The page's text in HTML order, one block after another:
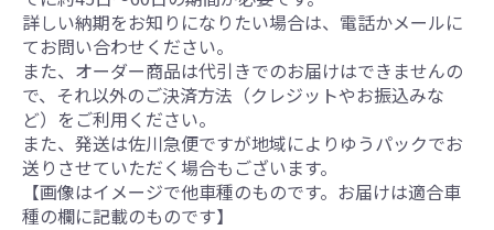
詳しい納期をお知りになりたい場合は、電話かメールに
てお問い合わせください。
また、オーダー商品は代引きでのお届けはできませんの
で、それ以外のご決済方法（クレジットやお振込みな
ど）をご利用ください。
また、発送は佐川急便ですが地域によりゆうパックでお
送りさせていただく場合もございます。
【画像はイメージで他車種のものです。お届けは適合車
種の欄に記載のものです】